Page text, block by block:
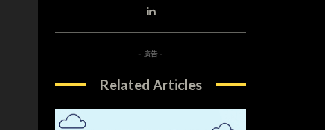
- 廣告 -
Related Articles